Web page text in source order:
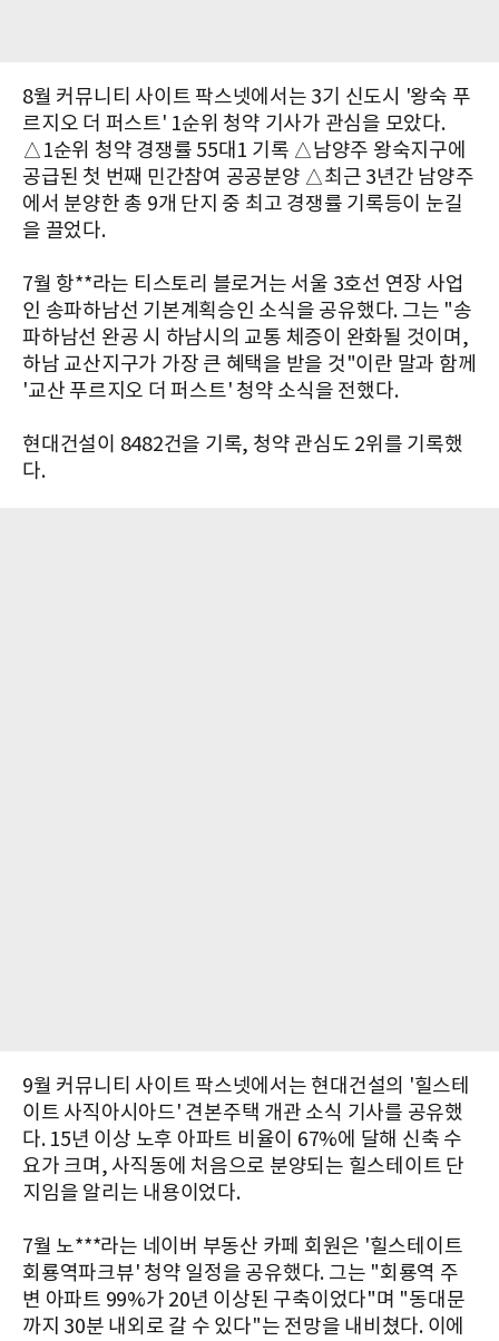
8월 커뮤니티 사이트 팍스넷에서는 3기 신도시 '왕숙 푸
르지오 더 퍼스트' 1순위 청약 기사가 관심을 모았다.
△1순위 청약 경쟁률 55대1 기록 △남양주 왕숙지구에
공급된 첫 번째 민간참여 공공분양 △최근 3년간 남양주
에서 분양한 총 9개 단지 중 최고 경쟁률 기록등이 눈길
을 끌었다.
7월 항**라는 티스토리 블로거는 서울 3호선 연장 사업
인 송파하남선 기본계획승인 소식을 공유했다. 그는 "송
파하남선 완공 시 하남시의 교통 체증이 완화될 것이며,
하남 교산지구가 가장 큰 혜택을 받을 것"이란 말과 함께
'교산 푸르지오 더 퍼스트' 청약 소식을 전했다.
현대건설이 8482건을 기록, 청약 관심도 2위를 기록했
다.
9월 커뮤니티 사이트 팍스넷에서는 현대건설의 '힐스테
이트 사직아시아드' 견본주택 개관 소식 기사를 공유했
다. 15년 이상 노후 아파트 비율이 67%에 달해 신축 수
요가 크며, 사직동에 처음으로 분양되는 힐스테이트 단
지임을 알리는 내용이었다.
7월 노***라는 네이버 부동산 카페 회원은 '힐스테이트
회룡역파크뷰' 청약 일정을 공유했다. 그는 "회룡역 주
변 아파트 99%가 20년 이상된 구축이었다"며 "동대문
까지 30분 내외로 갈 수 있다"는 전망을 내비쳤다. 이에